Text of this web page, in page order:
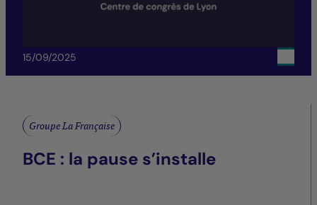
15/09/2025
Groupe La Française
BCE : la pause s’installe